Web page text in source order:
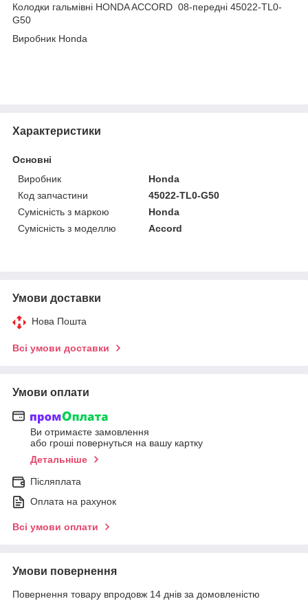
Колодки гальмівні HONDA ACCORD 08-передні 45022-TL0-
G50
Виробник Honda
Характеристики
Основні
Виробник
Honda
Код запчастини
45022-TL0-G50
Сумісність з маркою
Honda
Сумісність з моделлю
Accord
Умови доставки
Нова Пошта
Всі умови доставки
Умови оплати
Ви отримаєте замовлення
або гроші повернуться на вашу картку
Детальніше
Післяплата
Оплата на рахунок
Всі умови оплати
Умови повернення
Повернення товару впродовж 14 днів за домовленістю